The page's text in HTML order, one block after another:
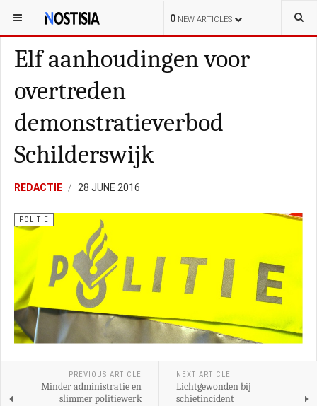
0 NEW ARTICLES
YOU ARE HERE: NEDERLAND POLITIE
Elf aanhoudingen voor
overtreden
demonstratieverbod
Schilderswijk
REDACTIE 28 JUNE 2016
POLITIE
PREVIOUS ARTICLE
Minder administratie en
slimmer politiewerk
NEXT ARTICLE
Lichtgewonden bij
schietincident